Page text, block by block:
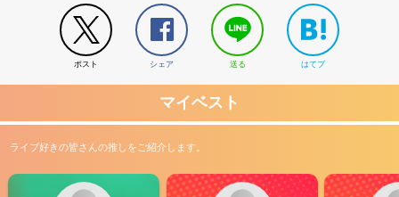
ポスト シェア 送る はてブ
マイベスト
ライブ好きの皆さんの推しをご紹介します。